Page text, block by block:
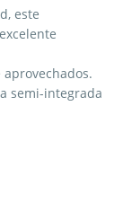
este
semi-integrada
Norte, lo
vista
ambos